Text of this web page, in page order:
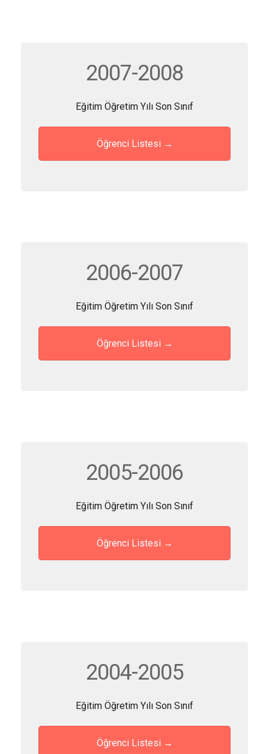
2007-2008
Eğitim Öğretim Yılı Son Sınıf
Öğrenci Listesi →
2006-2007
Eğitim Öğretim Yılı Son Sınıf
Öğrenci Listesi →
2005-2006
Eğitim Öğretim Yılı Son Sınıf
Öğrenci Listesi →
2004-2005
Eğitim Öğretim Yılı Son Sınıf
Öğrenci Listesi →